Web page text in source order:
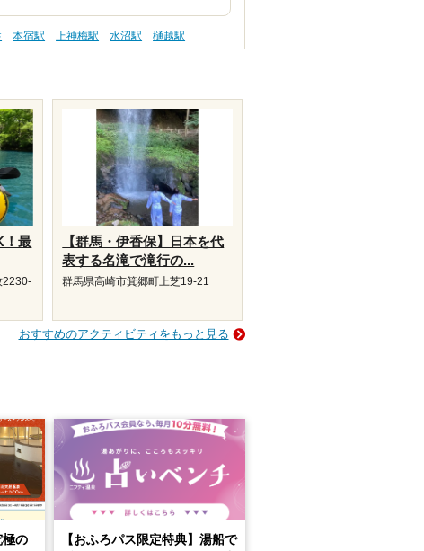
本宿駅 上神梅駅 水沼駅 樋越駅
！最
2230-
【群馬・伊香保】日本を代
表する名滝で滝行の...
群馬県高崎市箕郷町上芝19-21
おすすめのアクティビティをもっと見る
極の
【おふろパス限定特典】湯船で